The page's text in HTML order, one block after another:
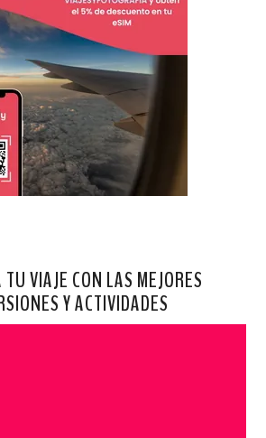
VIAJE CON LAS MEJORES
Y ACTIVIDADES